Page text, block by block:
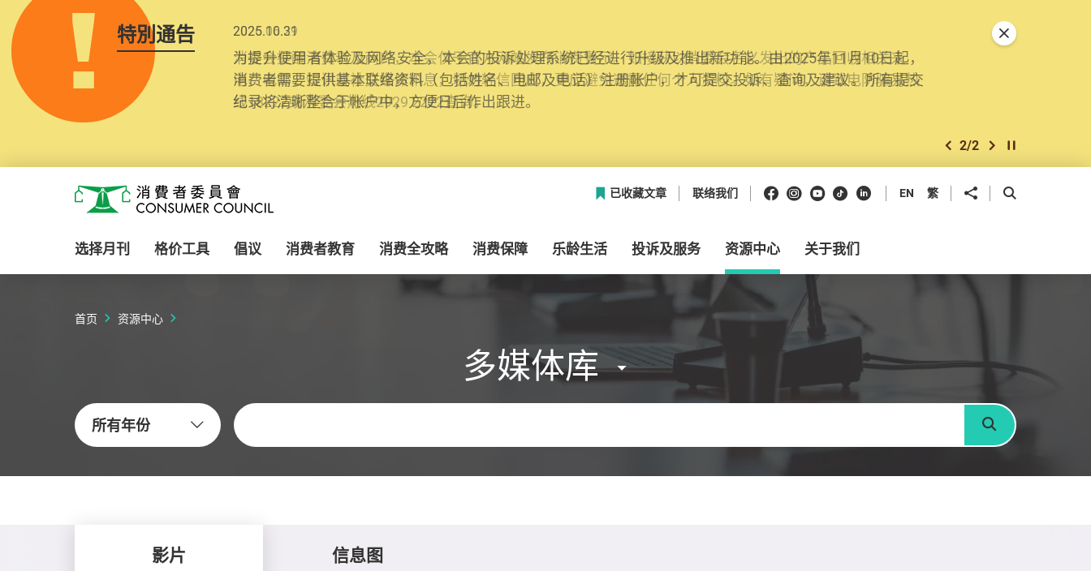
特別通告 2025.10.31
为提升使用者体验及网络安全，本会的投诉处理系统已经进行升级及推出新功能。由2025年11月10日起，
消费者需要提供基本联络资料（包括姓名、电邮及电话）注册帐户，才可提交投诉、查询及建议。所有提交
纪录将清晰整合于帐户中，方便日后作出跟进。
上一个
2/2 下一个开始/暂停幻灯
关闭特別通告
消费者委员会
已收藏文章 联络我们 Facebook
Instagram
Youtube
抖音领英 EN 繁 分享到 开启搜寻框
选择月刊 格价工具 倡议 消费者教育 消费全攻略 消费保障 乐龄生活 投诉及服务 资源中心 关于我们
首页 资源中心
多媒体库
所有年份
关键字
搜寻
影片 信息图